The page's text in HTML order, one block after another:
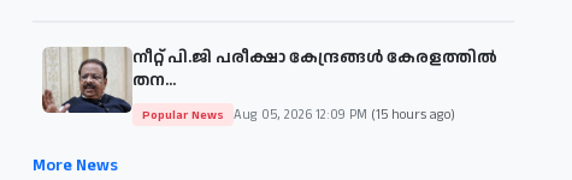
നീറ്റ് പി.ജി പരീക്ഷാ കേന്ദ്രങ്ങൾ കേരളത്തിൽ
തന...
Popular News Aug 05, 2026 12:09 PM (15 hours ago)
More News